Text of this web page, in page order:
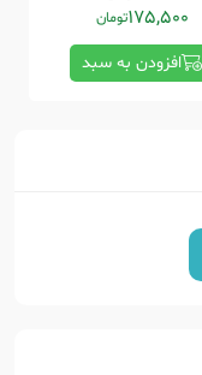
175,500تومان
افزودن به سبد